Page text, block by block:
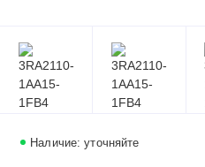
Наличие: уточняйте